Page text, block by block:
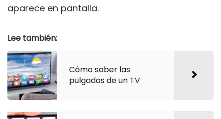
aparece en pantalla.
Lee también:
Cómo saber las
pulgadas de un TV